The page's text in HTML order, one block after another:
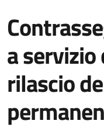
a
rilascio